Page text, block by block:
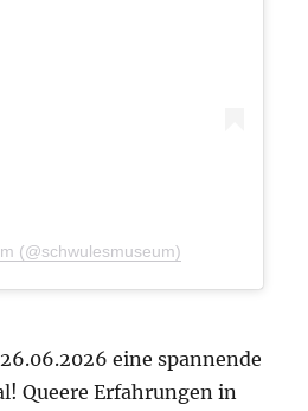
(@schwulesmuseum)
eine spannende
Queere Erfahrungen in